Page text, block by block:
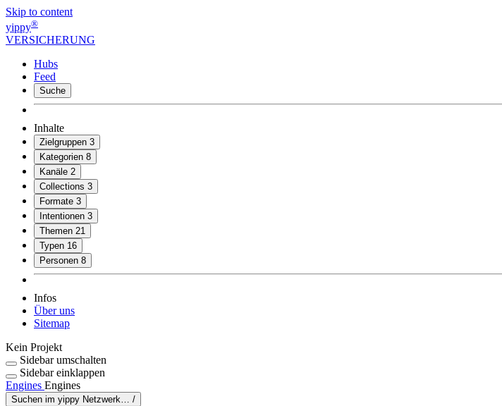
Skip to content
yippy®
VERSICHERUNG
Hubs
Feed
Suche
Inhalte
Zielgruppen 3
Kategorien 8
Kanäle 2
Collections 3
Formate 3
Intentionen 3
Themen 21
Typen 16
Personen 8
Infos
Über uns
Sitemap
Kein Projekt
Sidebar umschalten
Sidebar einklappen
Engines Engines
Suchen im yippy Netzwerk… /